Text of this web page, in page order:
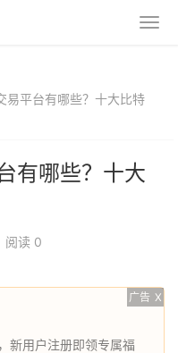
易平台有哪些？十大比特
有哪些？十大
阅读 0
广告 X
新用户注册即领专属福